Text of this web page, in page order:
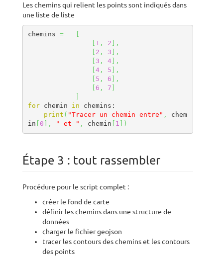
Les chemins qui relient les points sont indiqués dans
une liste de liste
chemins =
1 , 2
,
2 , 3
,
3 , 4]
,
4, 5
,
5 , 6
,
6 , 7
for chemin in chemins:
print ( "Tracer un chemin entre" ,
chem
in
0 , " et " , chemin 1 )
Étape 3 : tout rassembler
Procédure pour le script complet :
créer le fond de carte
définir les chemins dans une structure de
données
charger le fichier geojson
tracer les contours des chemins et les contours
des points